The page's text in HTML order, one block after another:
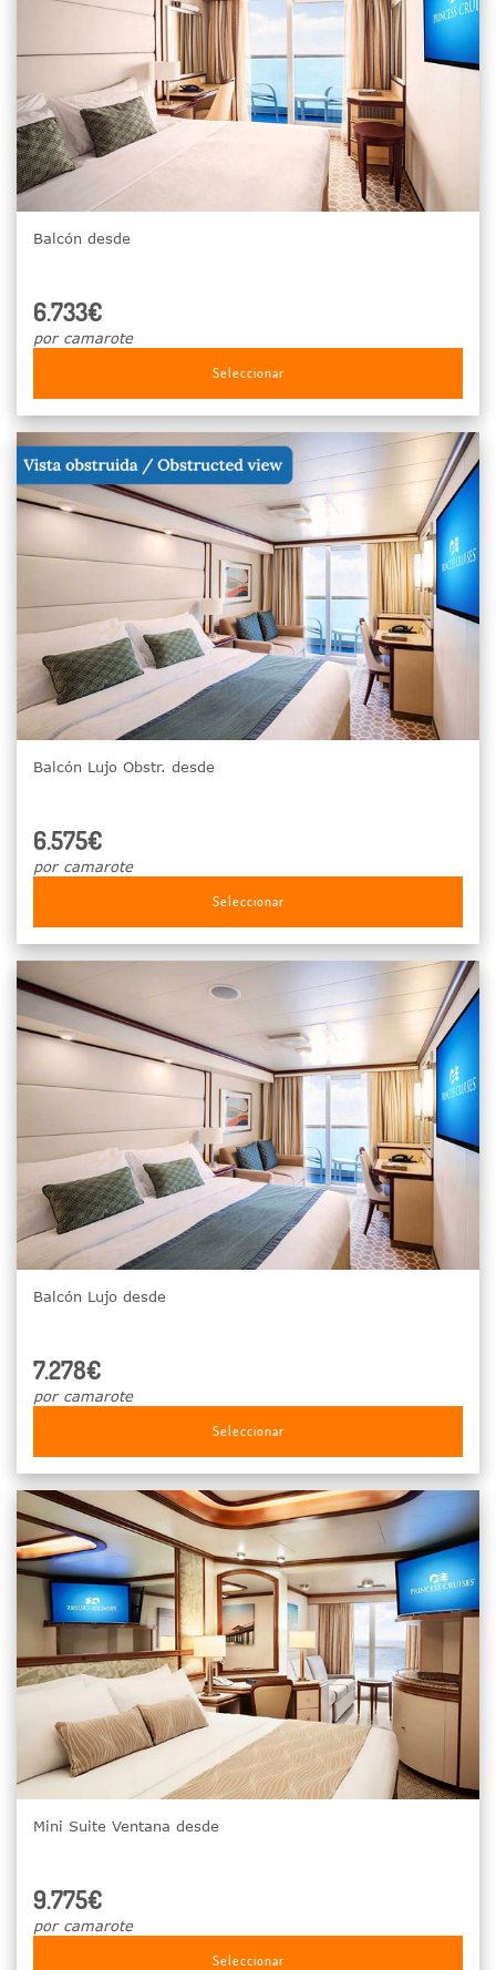
Balcón desde
6.733€
por camarote
Seleccionar
Balcón Lujo Obstr. desde
6.575€
por camarote
Seleccionar
Balcón Lujo desde
7.278€
por camarote
Seleccionar
Mini Suite Ventana desde
9.775€
por camarote
Seleccionar